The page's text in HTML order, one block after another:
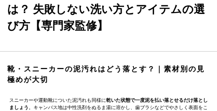
は？ 失敗しない洗い方とアイテムの選
び方【専門家監修】
靴・スニーカーの泥汚れはどう落とす？｜素材別の見
極めが大切
スニーカーや運動靴についた泥汚れも同様に乾いた状態で一度泥を払い落とせるだけ落とし
ましょう
。キャンバス地は中性洗剤をぬるま湯に溶かし、歯ブラシなどでやさしく表面をこ